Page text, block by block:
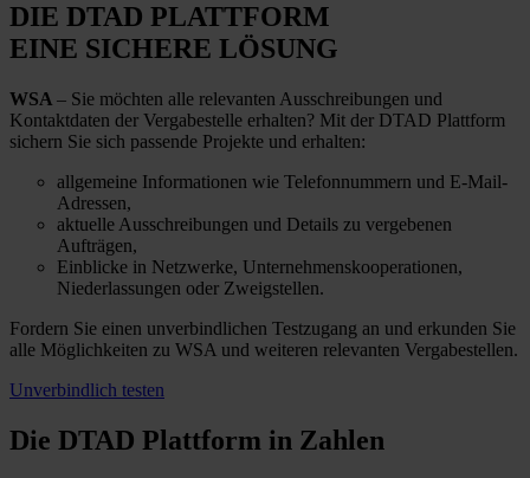
DIE DTAD PLATTFORM
EINE SICHERE LÖSUNG
WSA – Sie möchten alle relevanten Ausschreibungen und
Kontaktdaten der Vergabestelle erhalten? Mit der DTAD Plattform
sichern Sie sich passende Projekte und erhalten:
allgemeine Informationen wie Telefonnummern und E-Mail-
Adressen,
aktuelle Ausschreibungen und Details zu vergebenen
Aufträgen,
Einblicke in Netzwerke, Unternehmenskooperationen,
Niederlassungen oder Zweigstellen.
Fordern Sie einen unverbindlichen Testzugang an und erkunden Sie
alle Möglichkeiten zu WSA und weiteren relevanten Vergabestellen.
Unverbindlich testen
Die DTAD Plattform in Zahlen